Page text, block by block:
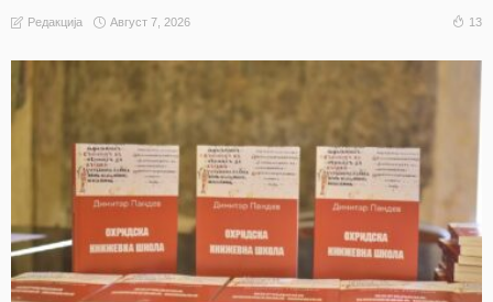
Редакција Август 7, 2026 13